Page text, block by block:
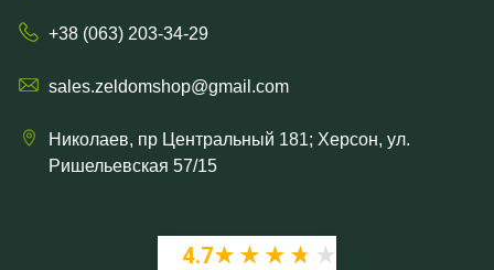
+38 (063) 203-34-29
sales.zeldomshop@gmail.com
Николаев, пр Центральный 181; Херсон, ул.
Ришельевская 57/15
4.7★★★★★
★★★★★